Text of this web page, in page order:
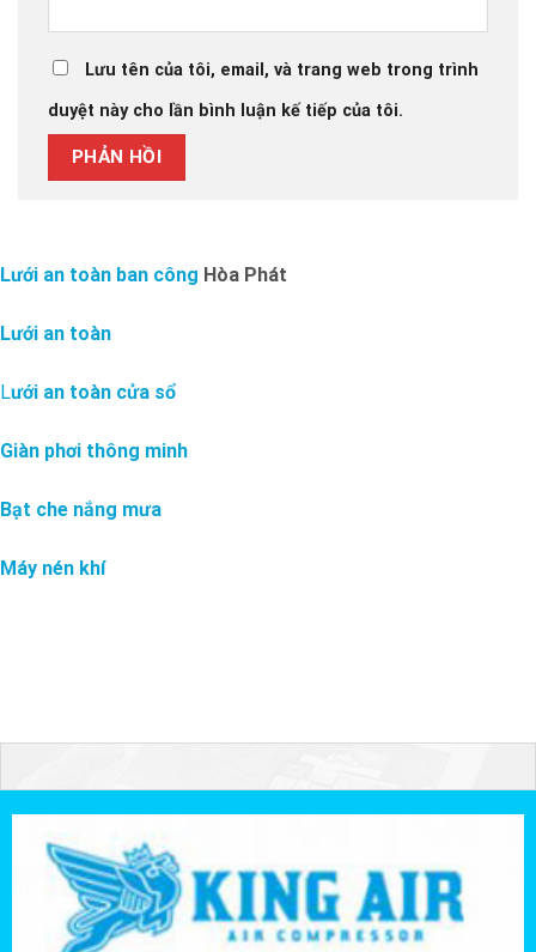
Lưu tên của tôi, email, và trang web trong trình
duyệt này cho lần bình luận kế tiếp của tôi.
Lưới an toàn ban công Hòa Phát
Lưới an toàn
Lưới an toàn cửa sổ
Giàn phơi thông minh
Bạt che nắng mưa
Máy nén khí